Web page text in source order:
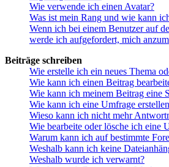
Wie verwende ich einen Avatar?
Was ist mein Rang und wie kann
Wenn ich bei einem Benutzer auf
werde ich aufgefordert, mich
Beiträge schreiben
Wie erstelle ich ein neues Thema
Wie kann ich einen Beitrag
Wie kann ich meinem Beitrag eine
Wie kann ich eine Umfrage
Wieso kann ich nicht mehr
Wie bearbeite oder lösche ich eine
Warum kann ich auf bestimmte
Weshalb kann ich keine
Weshalb wurde ich verwarnt?